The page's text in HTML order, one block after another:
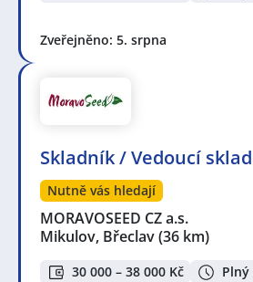
Zveřejněno: 5. srpna
Skladník / Vedoucí
Nutně vás hledají
MORAVOSEED CZ a.s.
Mikulov, Břeclav(36 km)
30 000 – 38 000 Kč Plný